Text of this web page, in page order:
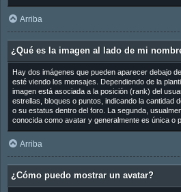
Arriba
¿Qué es la imagen al lado de mi
Hay dos imágenes que pueden aparecer debajo
esté viendo los mensajes. Dependiendo de la
imagen está asociada a la posición (rank) del
estrellas, bloques o puntos, indicando la cantidad
o su estatus dentro del foro. La segunda,
conocida como avatar y generalmente es única o
Arriba
¿Cómo puedo mostrar un avatar?